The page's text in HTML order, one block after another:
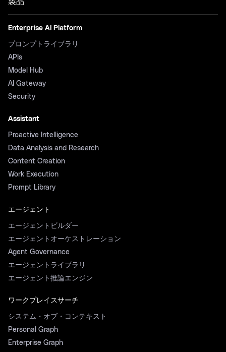
Enterprise AI Platform
プロンプトライブラリ
APIs
Model Hub
AI Gateway
Security
Assistant
Proactive Intelligence
Data Analysis and Research
Content Creation
Work Execution
Prompt Library
エージェント
エージェントビルダー
エージェントオーケストレーション
Agent Governance
エージェントライブラリ
エージェント推論エンジン
ワークプレイスサーチ
システム・オブ・コンテキスト
Personal Graph
Enterprise Graph